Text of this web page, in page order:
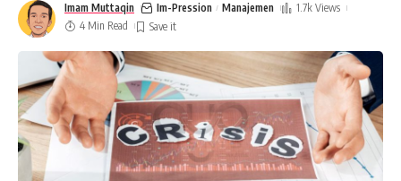
Imam Muttaqin Im-Pression Manajemen
1.7k Views
4 Min Read